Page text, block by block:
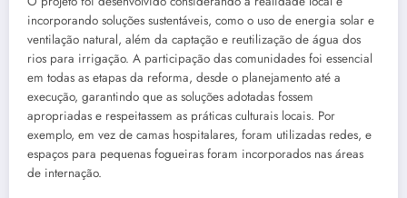
incorporando soluções sustentáveis, como o uso de energia solar e
ventilação natural, além da captação e reutilização de água dos
rios para irrigação. A participação das comunidades foi essencial
em todas as etapas da reforma, desde o planejamento até a
execução, garantindo que as soluções adotadas fossem
apropriadas e respeitassem as práticas culturais locais. Por
exemplo, em vez de camas hospitalares, foram utilizadas redes, e
espaços para pequenas fogueiras foram incorporados nas áreas
de internação.